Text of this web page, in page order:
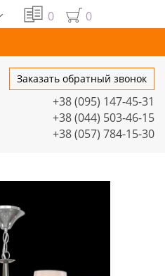
0 0
Заказать обратный звонок
+38 (095) 147-45-31
+38 (044) 503-46-15
+38 (057) 784-15-30